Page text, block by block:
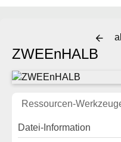
ZWEEnHALB
Ressourcen-
Datei-Information